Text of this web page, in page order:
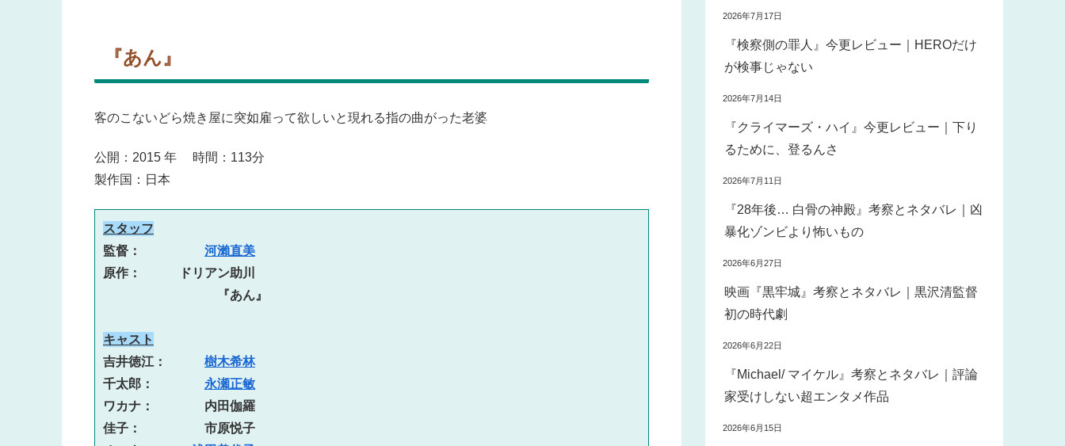
『あん』
客のこないどら焼き屋に突如雇って欲しいと現れる指の曲がった老婆
公開：2015 年 時間：113分
製作国：日本
スタッフ
監督： 河瀨直美
原作：　　　ドリアン助川
『あん』
キャスト
吉井徳江： 樹木希林
千太郎： 永瀬正敏
ワカナ：　　　　内田伽羅
佳子：　　　　　市原悦子
2026年7月17日
『検察側の罪人』今更レビュー｜HEROだけ
が検事じゃない
2026年7月14日
『クライマーズ・ハイ』今更レビュー｜下り
るために、登るんさ
2026年7月11日
『28年後… 白骨の神殿』考察とネタバレ｜凶
暴化ゾンビより怖いもの
2026年6月27日
映画『黒牢城』考察とネタバレ｜黒沢清監督
初の時代劇
2026年6月22日
『Michael/ マイケル』考察とネタバレ｜評論
家受けしない超エンタメ作品
2026年6月15日